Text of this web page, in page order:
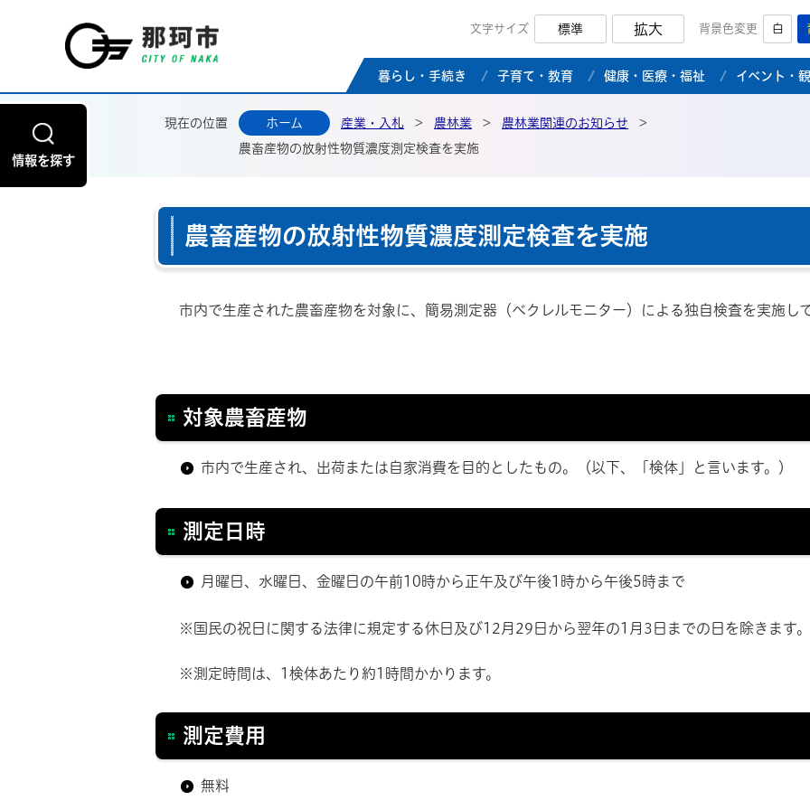
那珂市公式ホームページ
文字サイズ 標準 拡大 背景色変更 白
暮らし・手続き 子育て・教育 健康・医療・福祉 イベント・
情報を探す
現在の位置 ホーム 産業・入札 > 農林業 > 農林業関連のお知らせ
>
農畜産物の放射性物質濃度測定検査を実施
農畜産物の放射性物質濃度測定検査を実施
市内で生産された農畜産物を対象に、簡易測定器（ベクレルモニター）による独自検査を実施し
対象農畜産物
市内で生産され、出荷または自家消費を目的としたもの。（以下、「検体」と言います。）
測定日時
月曜日、水曜日、金曜日の午前10時から正午及び午後1時から午後5時まで
※国民の祝日に関する法律に規定する休日及び12月29日から翌年の1月3日までの日を除きます。
※測定時間は、1検体あたり約1時間かかります。
測定費用
無料